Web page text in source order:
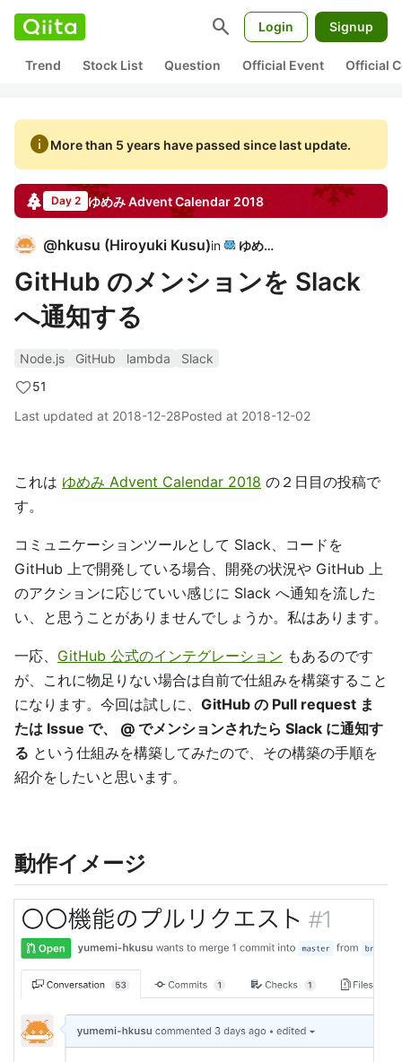
search Login Signup
Trend Stock List Question Official Event Official
infoMore than 5 years have passed since last update.
Day 2 ゆめみAdvent Calendar 2018
@hkusu (Hiroyuki Kusu)in ゆめみ
GitHub のメンションを Slack
へ通知する
Node.js GitHub lambda
Slack
51
Last updated at 2018-12-28Posted at 2018-12-02
これは ゆめみ Advent Calendar 2018 の２日目の投稿で
す。
コミュニケーションツールとして Slack、コードを
GitHub 上で開発している場合、開発の状況や GitHub 上
のアクションに応じていい感じに Slack へ通知を流した
い、と思うことがありませんでしょうか。私はあります。
一応、 GitHub 公式のインテグレーション もあるのです
が、これに物足りない場合は自前で仕組みを構築すること
になります。今回は試しに、 GitHub の Pull request ま
たは Issue で、 @ でメンションされたら Slack に通知す
る という仕組みを構築してみたので、その構築の手順を
紹介をしたいと思います。
動作イメージ